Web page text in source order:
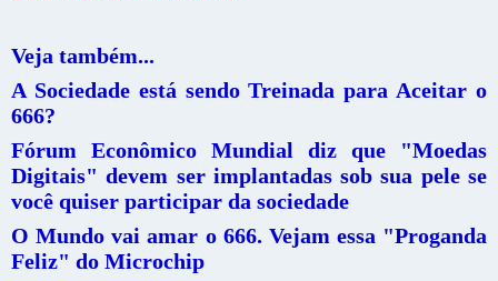
Veja também...
A Sociedade está sendo Treinada para Aceitar o
666?
Fórum Econômico Mundial diz que "Moedas
Digitais" devem ser implantadas sob sua pele se
você quiser participar da sociedade
O Mundo vai amar o 666. Vejam essa "Proganda
Feliz" do Microchip